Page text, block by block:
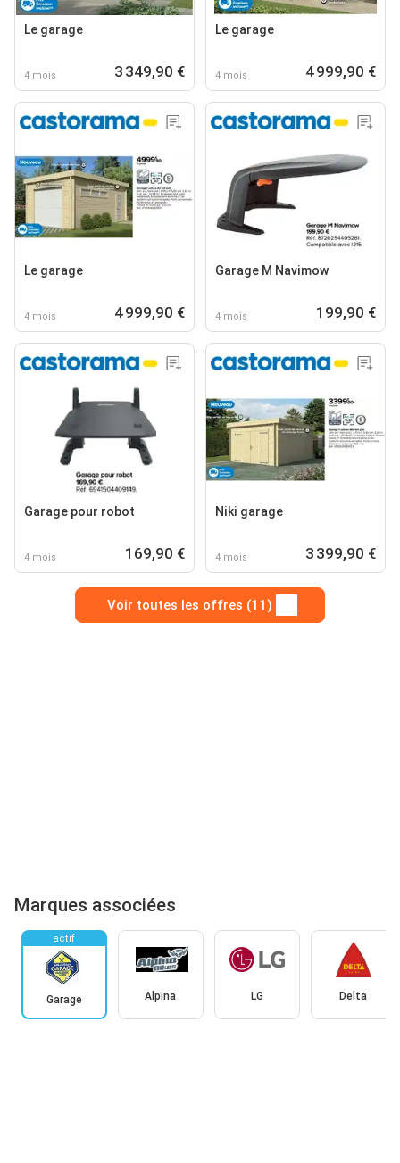
Le garage
4 mois 3 349,90 €
Le garage
4 mois 4 999,90 €
Le garage
4 mois 4 999,90 €
Garage M Navimow
4 mois 199,90 €
Garage pour robot
4 mois 169,90 €
Niki garage
4 mois 3 399,90 €
Voir toutes les offres (11)
Marques associées
actif
Garage Alpina LG Delta